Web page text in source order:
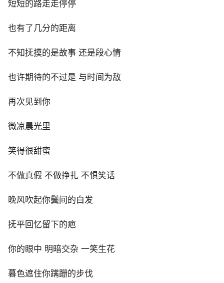
短短的路走走停停
也有了几分的距离
不知抚摸的是故事 还是段心情
也许期待的不过是 与时间为敌
再次见到你
微凉晨光里
笑得很甜蜜
不做真假 不做挣扎 不惧笑话
晚风吹起你鬓间的白发
抚平回忆留下的疤
你的眼中 明暗交杂 一笑生花
暮色遮住你蹒跚的步伐